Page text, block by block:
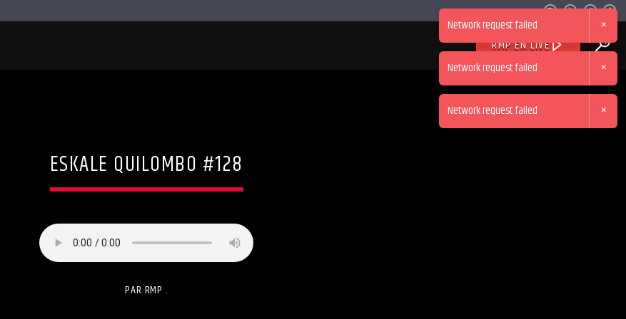
RMP EN LIVE
ESKALE QUILOMBO #128
PAR RMP .
Network request failed ×
Network request failed ×
Network request failed ×